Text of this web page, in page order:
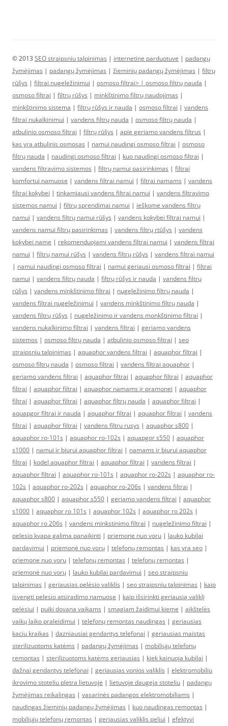
© 2013 SEO straipsniu talpinimas | internetine parduotuve | padangų
žymėjimas | padangų žymėjimas | žieminių padangų žymėjimas | filtrų
rūšys | filtrai nugeležinimui | osmoso filtrai> | osmoso filtrų nauda |
osmoso filtrai | filtrų rūšys | minkštinimo filtrų naudojimas |
minkštinimo sistema | filtrų rūšys ir nauda | osmoso filtrai | vandens
filtrai nukalkinimui | vandens filtrų nauda | osmoso filtrų nauda |
atbulinio osmoso filtrai | filtrų rūšys | apie geriamo vandens filtrus |
kas yra atbulinis osmosas | namui naudingi osmoso filtrai | osmoso
filtrų nauda | naudingi osmoso filtrai | kuo naudingi osmoso filtrai |
vandens filtravimo sistemos | filtrų namui pasirinkimas | filtrai
komfortui namuose | vandens filtrai namui | filtrai namams | vandens
filtrai kokybei | tinkamiausi vandens filtrai namui | vandens filtravimo
sistemos namui | filtrų sprendimai namui | ieškome vandens filtrų
namui | vandens filtrų namui rūšys | vandens kokybei filtrai namui |
vandens namui filtrų pasirinkimas | vandens filtrų rtūšys | vandens
kokybei name | rekomenduojami vandens filtrai namui | vandens filtrai
namui | filtrų namui rūšys | vandens filtrų rūšys | vandens filtrai namui
| namui naudingi osmoso filtrai | namui geriausi osmoso filtrai | filtrai
namui | vandens filtrų nauda | filtrų rūšys ir nauda | vandens filtrų
rūšys | vandens minkštinimo filtrai | nugeležinimo filtrų nauda |
vandens filtrai nugeležinimui | vandens minkštinimo filtrų nauda |
vandens filtrų rūšys | nugeležinimo ir vandens monkštinimo filtrai |
vandens nukalkinimo filtrai | vandens filtrai | geriamo vandens
sistemos | osmoso filtrų nauda | atbulinio osmoso filtrai | seo
straipsniu talpinimas | aquaphor vandens filtrai | aquaphor filtrai |
osmoso filtrų nauda | osmoso filtrai | vandens filtrai aquaphor |
geriamo vandens filtrai | aquaphor filtrai | aquaphor filtrai | aquaphor
filtrai | aquaphor filtrai | aquaphor namams ir pramonei | aquaphor
filtrai | aquaphor filtrai | aquaphor filtrų nauda | aquaphor filtrai |
aquapgor filtrai ir nauda | aquaphor filtrai | aquaphor filtrai | vandens
filtrai | aquaphor filtrai | vandens filtru rusys | aquaphor s800 |
aquaphor ro-101s | aquaphor ro-102s | aquapgor s550 | aquaphor
s1000 | namui ir biurui aquaphor filtrai | namams ir biurui aquaphor
filtrai | kodel aquaphor filtrai | aquaphor filtrai | vandens filtrai |
aquaphor filtrai | aquaphor ro-101s | aquaphor ro-202s | aquaphor ro-
102s | aquaphor ro-202s | aquaphor ro-206s | vandens filtrai |
aquaphor s800 | aquaphor s550 | geriamo vandens filtrai | aquaphor
s1000 | aquaphor ro 101s | aquaphor 102s | aquaphor ro 202s |
aquaphor ro 206s | vandens minkstinimo filtrai | nugeležinimo filtrai |
pelesio kvapa galima panaikinti | priemone nuo voru | lauko kubilai
pardavimui | priemonė nuo vorų | telefonų remontas | kas yra seo |
priemone nuo voru | telefonų remontas | telefonų remontas |
priemonė nuo vorų | lauko kubilai pardavimui | seo straipsniu
talpinimas | geriausias pelėsio valiklis | seo straipsniu talpinimas | kaip
isvengti pelesio atsiradimo namuose | kaip išsirinkti geriausią valiklį
pelėsiui | puiki dovana vaikams | smagiam žaidimui kieme | aikštelės
vaikų laiko praleidimui | telefonų remontas naudingas | geriausias
kaciu kraikas | dazniausiai gendantys telefonai | geriausias maistas
sterilizuotoms katėms | padangų žymėjimas | mobiliųjų telefonų
remontas | sterilizuotoms katėms geriausias | kiek kainuoja kubilai |
dažnai gendantys telefonai | geriausias vonios valiklis | elektromobiliu
ikrovimo stoteliu pletra lietuvoje | lietuvoje daugeja stoteliu | padangų
žymėjimas reikalingas | vasarinės padangos elektromobiliams |
naudingas žieminių padangų žymėjimas | kuo naudingas remontas |
mobiliųjų telefonų remontas | geriausias valiklis peliui | efektyvi